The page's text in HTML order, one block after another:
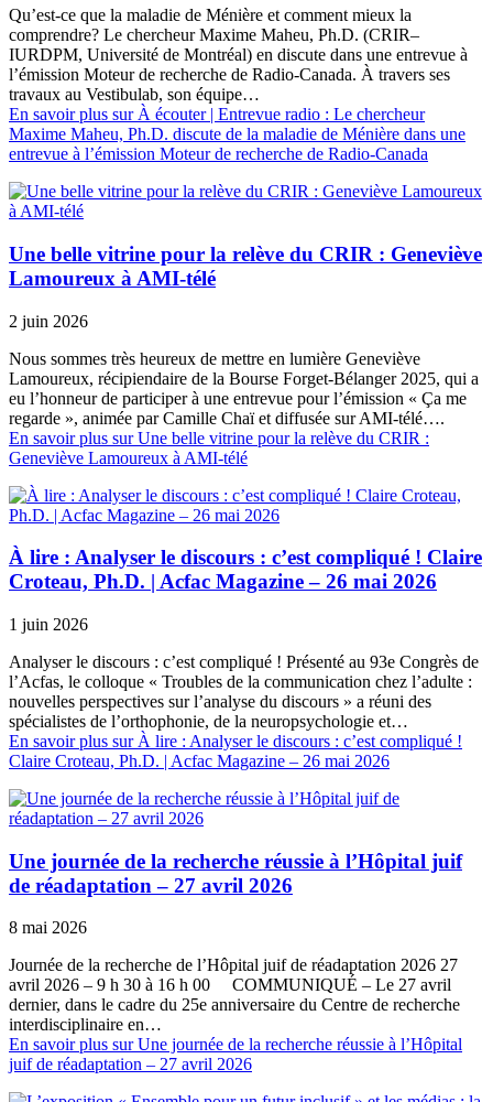
Qu’est-ce que la maladie de Ménière et comment mieux la
comprendre? Le chercheur Maxime Maheu, Ph.D. (CRIR–
IURDPM, Université de Montréal) en discute dans une entrevue à
l’émission Moteur de recherche de Radio-Canada. À travers ses
travaux au Vestibulab, son équipe…
En savoir plus sur À écouter | Entrevue radio : Le chercheur
Maxime Maheu, Ph.D. discute de la maladie de Ménière dans une
entrevue à l’émission Moteur de recherche de Radio-Canada
Une belle vitrine pour la relève du CRIR : Geneviève
Lamoureux à AMI-télé
2 juin 2026
Nous sommes très heureux de mettre en lumière Geneviève
Lamoureux, récipiendaire de la Bourse Forget-Bélanger 2025, qui a
eu l’honneur de participer à une entrevue pour l’émission « Ça me
regarde », animée par Camille Chaï et diffusée sur AMI-télé….
En savoir plus sur Une belle vitrine pour la relève du CRIR :
Geneviève Lamoureux à AMI-télé
À lire : Analyser le discours : c’est compliqué ! Claire
Croteau, Ph.D. | Acfac Magazine – 26 mai 2026
1 juin 2026
Analyser le discours : c’est compliqué ! Présenté au 93e Congrès de
l’Acfas, le colloque « Troubles de la communication chez l’adulte :
nouvelles perspectives sur l’analyse du discours » a réuni des
spécialistes de l’orthophonie, de la neuropsychologie et…
En savoir plus sur À lire : Analyser le discours : c’est compliqué !
Claire Croteau, Ph.D. | Acfac Magazine – 26 mai 2026
Une journée de la recherche réussie à l’Hôpital juif
de réadaptation – 27 avril 2026
8 mai 2026
Journée de la recherche de l’Hôpital juif de réadaptation 2026 27
avril 2026 – 9 h 30 à 16 h 00 COMMUNIQUÉ – Le 27 avril
dernier, dans le cadre du 25e anniversaire du Centre de recherche
interdisciplinaire en…
En savoir plus sur Une journée de la recherche réussie à l’Hôpital
juif de réadaptation – 27 avril 2026